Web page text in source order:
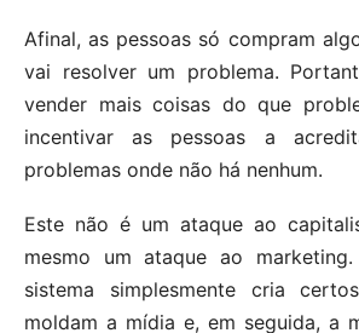
Afinal, as pessoas só compram
vai resolver um problema.
vender mais coisas do que
incentivar as pessoas a
problemas onde não há nenhum.
Este não é um ataque ao
mesmo um ataque ao
sistema simplesmente cria
moldam a mídia e, em seguida, a